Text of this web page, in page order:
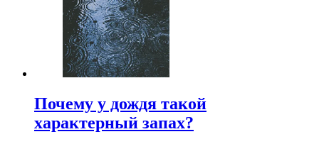
Почему у дождя такой
характерный запах?